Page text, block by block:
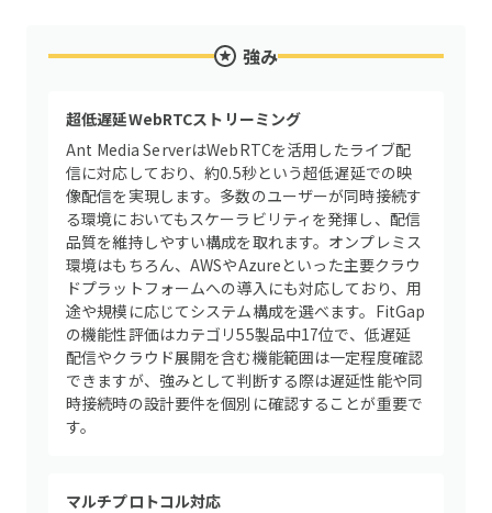
強み
超低遅延WebRTCストリーミング
Ant Media ServerはWebRTCを活用したライブ配
信に対応しており、約0.5秒という超低遅延での映
像配信を実現します。多数のユーザーが同時接続す
る環境においてもスケーラビリティを発揮し、配信
品質を維持しやすい構成を取れます。オンプレミス
環境はもちろん、AWSやAzureといった主要クラウ
ドプラットフォームへの導入にも対応しており、用
途や規模に応じてシステム構成を選べます。FitGap
の機能性評価はカテゴリ55製品中17位で、低遅延
配信やクラウド展開を含む機能範囲は一定程度確認
できますが、強みとして判断する際は遅延性能や同
時接続時の設計要件を個別に確認することが重要で
す。
マルチプロトコル対応